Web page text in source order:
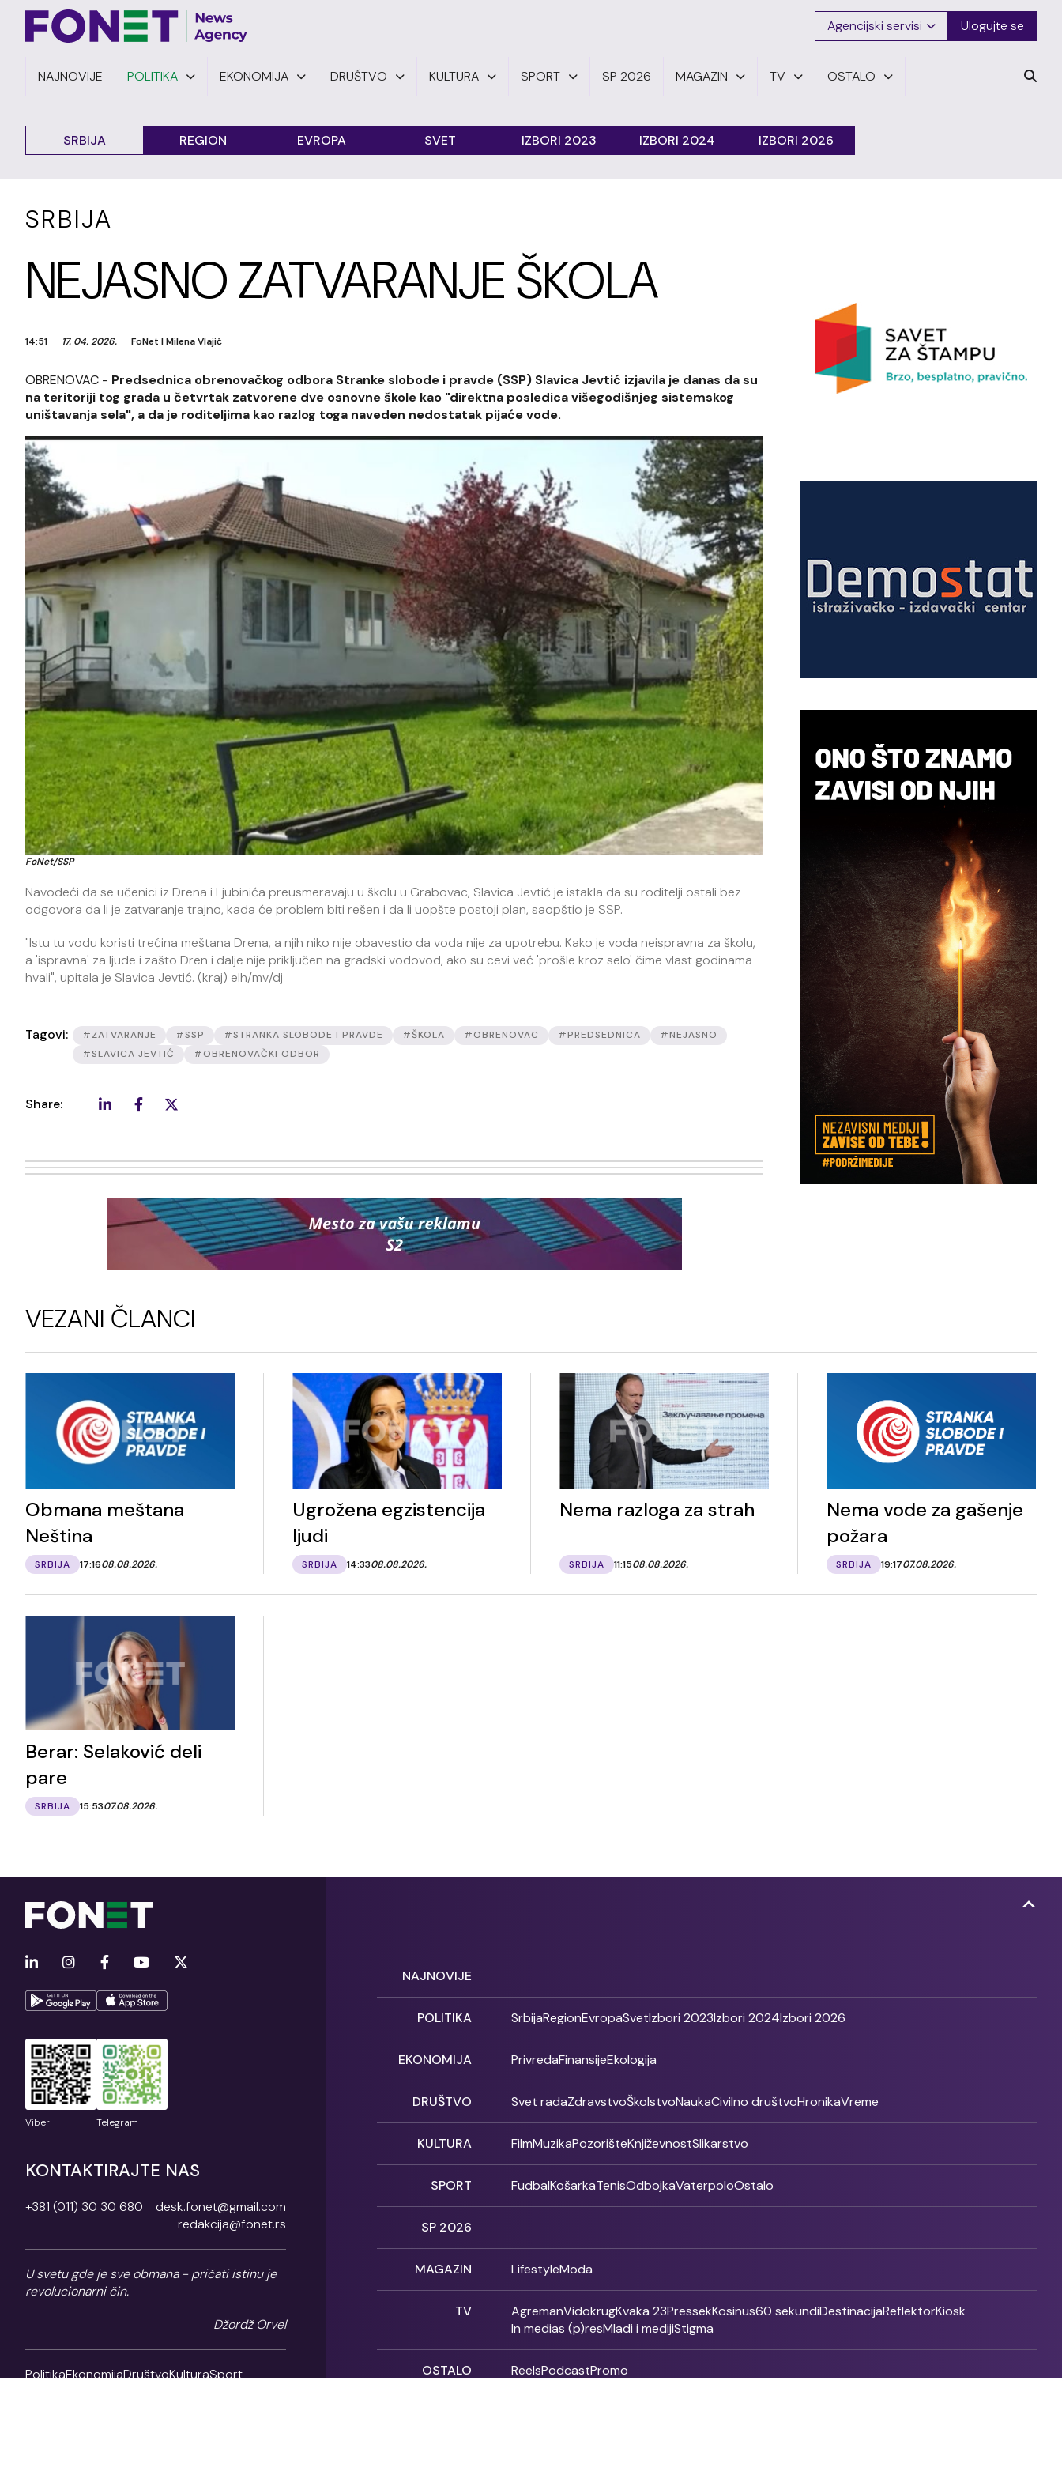
Agencijski servisi Ulogujte se
NAJNOVIJE POLITIKA EKONOMIJA DRUŠTVO KULTURA SPORT SP 2026 MAGAZIN TV OSTALO
SRBIJA REGION EVROPA SVET IZBORI 2023 IZBORI 2024 IZBORI 2026
SRBIJA
NEJASNO ZATVARANJE ŠKOLA
14:51 17. 04. 2026. FoNet |Milena Vlajić
OBRENOVAC - Predsednica obrenovačkog odbora Stranke slobode i pravde (SSP) Slavica Jevtić izjavila je danas da su
na teritoriji tog grada u četvrtak zatvorene dve osnovne škole kao "direktna posledica višegodišnjeg sistemskog
uništavanja sela", a da je roditeljima kao razlog toga naveden nedostatak pijaće vode.
FoNet/SSP
Navodeći da se učenici iz Drena i Ljubinića preusmeravaju u školu u Grabovac, Slavica Jevtić je istakla da su roditelji ostali bez
odgovora da li je zatvaranje trajno, kada će problem biti rešen i da li uopšte postoji plan, saopštio je SSP.
"Istu tu vodu koristi trećina meštana Drena, a njih niko nije obavestio da voda nije za upotrebu. Kako je voda neispravna za školu,
a 'ispravna' za ljude i zašto Dren i dalje nije priključen na gradski vodovod, ako su cevi već 'prošle kroz selo' čime vlast godinama
hvali", upitala je Slavica Jevtić. (kraj) elh/mv/dj
Tagovi: #ZATVARANJE #SSP #STRANKA SLOBODE I PRAVDE #ŠKOLA #OBRENOVAC #PREDSEDNICA
#NEJASNO
#SLAVICA JEVTIĆ
#OBRENOVAČKI ODBOR
Share:
VEZANI ČLANCI
Obmana meštana
Neština
SRBIJA 17:1608.08.2026.
Ugrožena egzistencija
ljudi
SRBIJA 14:3308.08.2026.
Nema razloga za strah
SRBIJA 11:1508.08.2026.
Nema vode za gašenje
požara
SRBIJA 19:1707.08.2026.
Berar: Selaković deli
pare
SRBIJA 15:5307.08.2026.
Viber Telegram
KONTAKTIRAJTE NAS
+381 (011) 30 30 680
desk.fonet@gmail.com
redakcija@fonet.rs
U svetu gde je sve obmana - pričati istinu je
revolucionarni čin.
Džordž Orvel
PolitikaEkonomijaDruštvoKulturaSport
NAJNOVIJE
POLITIKA SrbijaRegionEvropaSvetIzbori 2023Izbori 2024Izbori 2026
EKONOMIJA PrivredaFinansijeEkologija
DRUŠTVO Svet radaZdravstvoŠkolstvoNaukaCivilno društvoHronikaVreme
KULTURA FilmMuzikaPozorišteKnjiževnostSlikarstvo
SPORT FudbalKošarkaTenisOdbojkaVaterpoloOstalo
SP 2026
MAGAZIN LifestyleModa
TV AgremanVidokrugKvaka 23PressekKosinus60 sekundiDestinacijaReflektorKiosk
In medias (p)resMladi i medijiStigma
OSTALO ReelsPodcastPromo